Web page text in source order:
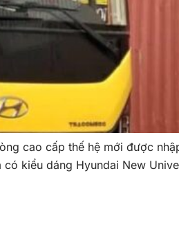
cao cấp thế hệ mới được
kiểu dáng Hyundai New